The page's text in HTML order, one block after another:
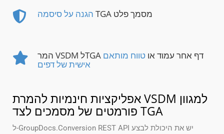
הגנה על סיסמה TGA מסמך פלט
המר VSDM לTGA דף אחר עמוד או טווח מותאם
אישית של דפים
אפליקציות חינמיות להמרת VSDM למגוון
פורמטים של מסמכים לצד TGA
ל-GroupDocs.Conversion REST API יש את היכולת לבצע